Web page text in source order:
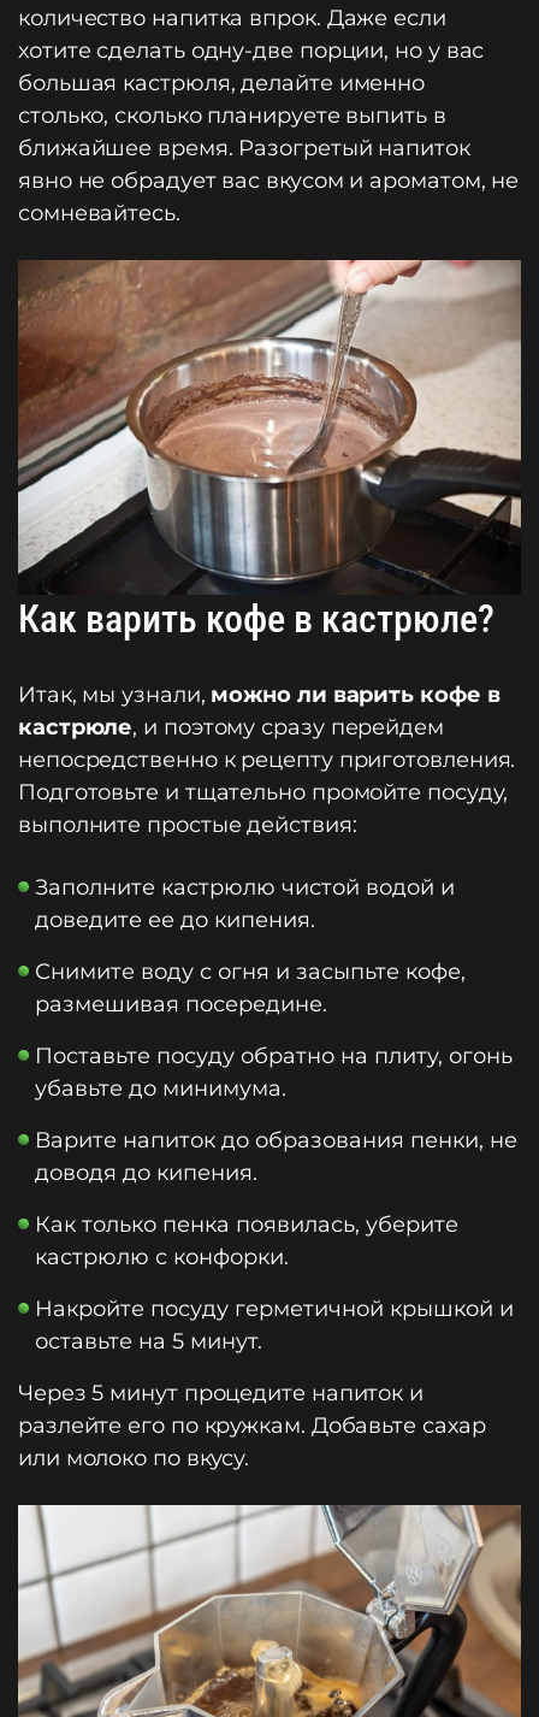
количество напитка впрок. Даже если
хотите сделать одну-две порции, но у вас
большая кастрюля, делайте именно
столько, сколько планируете выпить в
ближайшее время. Разогретый напиток
явно не обрадует вас вкусом и ароматом, не
сомневайтесь.
Как варить кофе в кастрюле?
Итак, мы узнали, можно ли варить кофе в
кастрюле, и поэтому сразу перейдем
непосредственно к рецепту приготовления.
Подготовьте и тщательно промойте посуду,
выполните простые действия:
Заполните кастрюлю чистой водой и
доведите ее до кипения.
Снимите воду с огня и засыпьте кофе,
размешивая посередине.
Поставьте посуду обратно на плиту, огонь
убавьте до минимума.
Варите напиток до образования пенки, не
доводя до кипения.
Как только пенка появилась, уберите
кастрюлю с конфорки.
Накройте посуду герметичной крышкой и
оставьте на 5 минут.
Через 5 минут процедите напиток и
разлейте его по кружкам. Добавьте сахар
или молоко по вкусу.